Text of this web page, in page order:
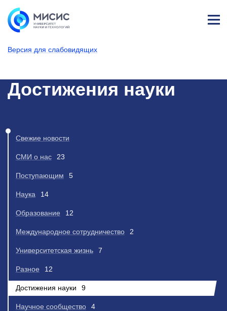
Версия для слабовидящих
т
Достижения науки
Свежие новости
СМИ о нас 23
Поступающим 5
Наука 14
Образование 12
Международное сотрудничество 2
Университетская жизнь 7
Разное 12
Достижения науки 9
Научное сообщество 4